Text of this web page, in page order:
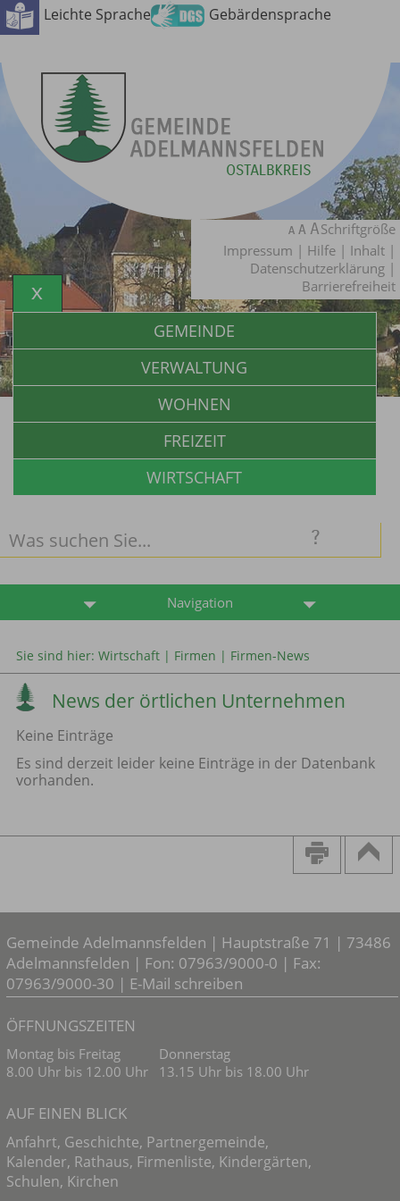
Leichte Sprache Gebärdensprache
Schriftgröße
Impressum | Hilfe | Inhalt |
Datenschutzerklärung |
Barrierefreiheit
Navigation
GEMEINDE
VERWALTUNG
WOHNEN
FREIZEIT
WIRTSCHAFT
Sie sind hier: Wirtschaft| Firmen | Firmen-News
News der örtlichen Unternehmen
Keine Einträge
Es sind derzeit leider keine Einträge in der Datenbank
vorhanden.
Gemeinde Adelmannsfelden | Hauptstraße 71 | 73486
Adelmannsfelden | Fon: 07963/9000-0 | Fax:
07963/9000-30 | E-Mail schreiben
ÖFFNUNGSZEITEN
Montag bis Freitag
8.00 Uhr bis 12.00 Uhr
Donnerstag
13.15 Uhr bis 18.00 Uhr
AUF EINEN BLICK
Anfahrt, Geschichte, Partnergemeinde,
Kalender, Rathaus, Firmenliste, Kindergärten,
Schulen, Kirchen